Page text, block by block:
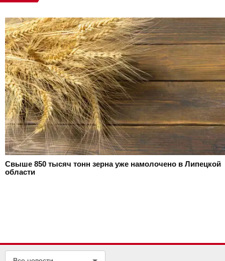
Свыше 850 тысяч тонн зерна уже намолочено в Липецкой
области